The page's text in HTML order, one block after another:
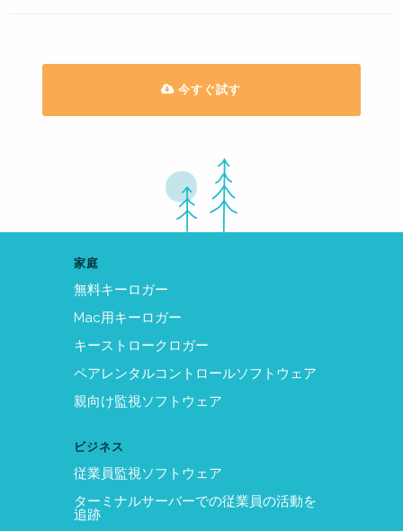
今すぐ試す
家庭
無料キーロガー
Mac用キーロガー
キーストロークロガー
ペアレンタルコントロールソフトウェア
親向け監視ソフトウェア
ビジネス
従業員監視ソフトウェア
ターミナルサーバーでの従業員の活動を
追跡